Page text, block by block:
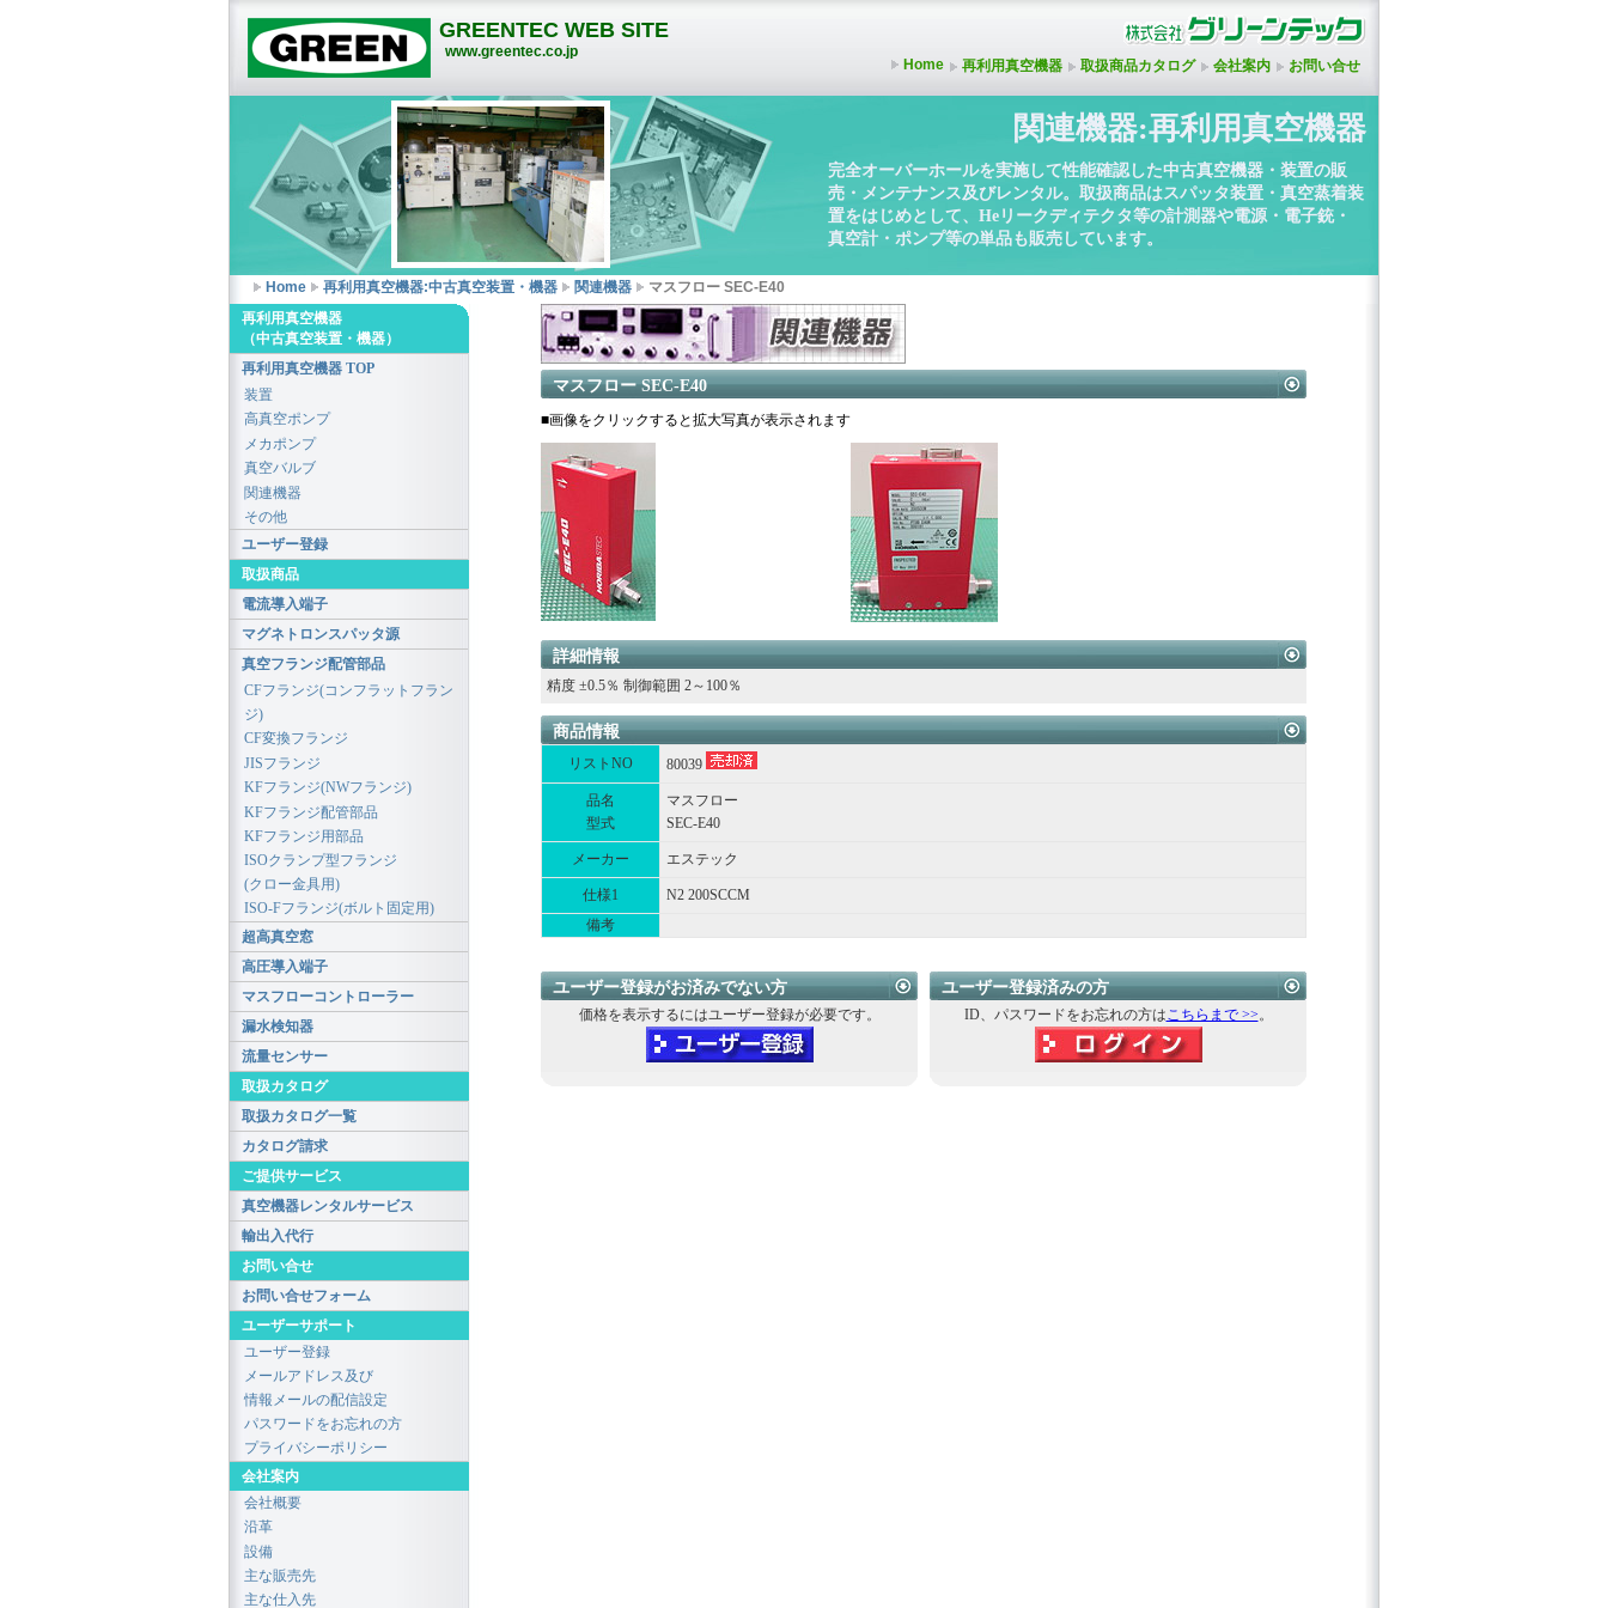
GREENTEC WEB SITE
www.greentec.co.jp
Home 再利用真空機器 取扱商品カタログ 会社案内 お問い合せ
関連機器:再利用真空機器
完全オーバーホールを実施して性能確認した中古真空機器・装置の販
売・メンテナンス及びレンタル。取扱商品はスパッタ装置・真空蒸着装
置をはじめとして、Heリークディテクタ等の計測器や電源・電子銃・
真空計・ポンプ等の単品も販売しています。
Home 再利用真空機器:中古真空装置・機器 関連機器 マスフロー SEC-E40
マスフロー SEC-E40
■画像をクリックすると拡大写真が表示されます
詳細情報
精度 ±0.5％ 制御範囲 2～100％
商品情報
リストNO 80039
品名
型式
マスフロー
SEC-E40
メーカー エステック
仕様1
N2 200SCCM
備考
ユーザー登録がお済みでない方
価格を表示するにはユーザー登録が必要です。
ユーザー登録済みの方
ID、パスワードをお忘れの方はこちらまで >>。
再利用真空機器
（中古真空装置・機器）
再利用真空機器 TOP
装置
高真空ポンプ
メカポンプ
真空バルブ
関連機器
その他
ユーザー登録
取扱商品
電流導入端子
マグネトロンスパッタ源
真空フランジ配管部品
CFフランジ(コンフラットフラン
ジ)
CF変換フランジ
JISフランジ
KFフランジ(NWフランジ)
KFフランジ配管部品
KFフランジ用部品
ISOクランプ型フランジ
(クロー金具用)
ISO-Fフランジ(ボルト固定用)
超高真空窓
高圧導入端子
マスフローコントローラー
漏水検知器
流量センサー
取扱カタログ
取扱カタログ一覧
カタログ請求
ご提供サービス
真空機器レンタルサービス
輸出入代行
お問い合せ
お問い合せフォーム
ユーザーサポート
ユーザー登録
メールアドレス及び
情報メールの配信設定
パスワードをお忘れの方
プライバシーポリシー
会社案内
会社概要
沿革
設備
主な販売先
主な仕入先